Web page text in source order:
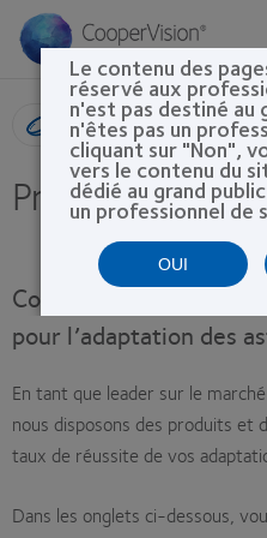
contenu
Recherche de produit
Protocole
CooperVision vous
pour l’adaptation des
En tant que leader sur le
nous disposons des produits et
taux de réussite de vos
Dans les onglets ci-dessous,
Le contenu des
réservé aux
n'est pas destiné au
n'êtes pas un
cliquant sur "Non",
vers le contenu du
dédié au grand
un professionnel de
OUI